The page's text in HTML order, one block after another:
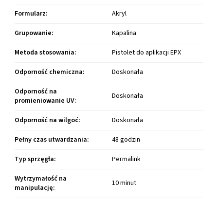
Formularz:
Akryl
Grupowanie:
Kapalina
Metoda stosowania:
Pistolet do aplikacji EPX
Odporność chemiczna:
Doskonała
Odporność na
promieniowanie UV: Doskonała
Odporność na wilgoć:
Doskonała
Pełny czas utwardzania:
48 godzin
Typ sprzęgła:
Permalink
Wytrzymałość na
manipulację: 10 minut